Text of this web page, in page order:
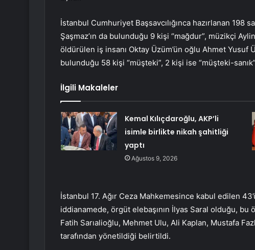
İstanbul Cumhuriyet Başsavcılığınca hazırlanan 198
Şaşmaz’ın da bulunduğu 9 kişi “mağdur”, müzikçi
öldürülen iş insanı Oktay Üzüm’ün oğlu Ahmet Yusuf
bulunduğu 58 kişi “müşteki”, 2 kişi ise “müşteki-
İlgili Makaleler
Kemal Kılıçdaroğlu, AKP’li
isimle birlikte nikah şahitliği
yaptı
Ağustos 9, 2026
İstanbul 17. Ağır Ceza Mahkemesince kabul edilen
iddianamede, örgüt elebaşının İlyas Saral olduğu, bu
Fatih Sarıalioğlu, Mehmet Ulu, Ali Kaplan, Mustafa
tarafından yönetildiği belirtildi.